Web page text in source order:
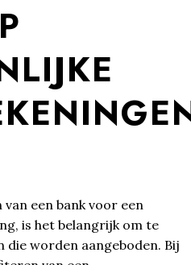
een bank voor een
is het belangrijk om te
worden aangeboden. Bij